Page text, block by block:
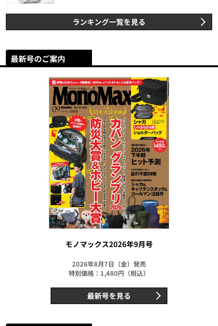
ランキング一覧を見る
最新号のご案内
モノマックス2026年9月号
2026年8月7日（金）発売
特別価格：1,480円（税込）
最新号を見る